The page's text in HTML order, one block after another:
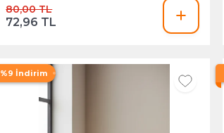
80,00 TL
72,96 TL
%9 İndirim